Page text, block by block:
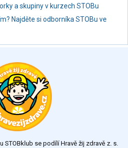
jídla
výrobky
a skupiny v kurzech STOBu
Najděte si odborníka STOBu ve
se podílí Hravě žij zdravě z. s.